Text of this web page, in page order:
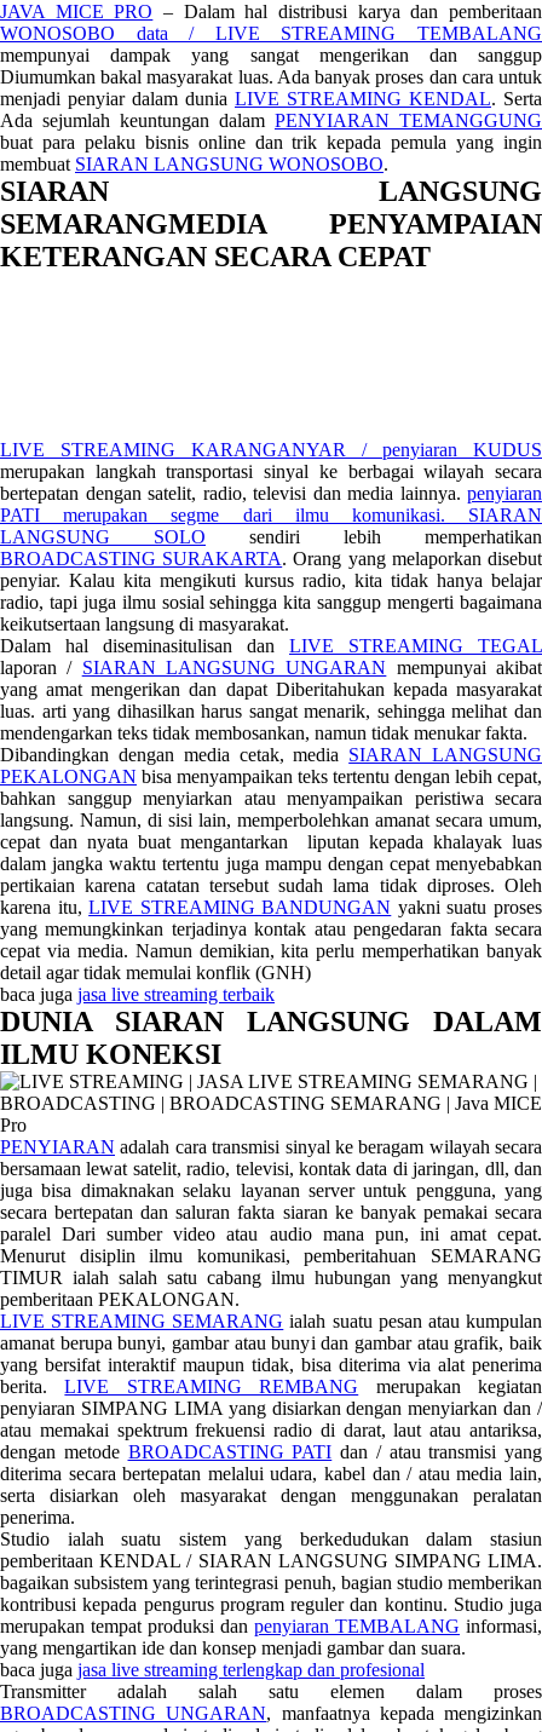
JAVA MICE PRO – Dalam hal distribusi karya dan pemberitaan
WONOSOBO data / LIVE STREAMING TEMBALANG
mempunyai dampak yang sangat mengerikan dan sanggup
Diumumkan bakal masyarakat luas. Ada banyak proses dan cara untuk
menjadi penyiar dalam dunia LIVE STREAMING KENDAL. Serta
Ada sejumlah keuntungan dalam PENYIARAN TEMANGGUNG
buat para pelaku bisnis online dan trik kepada pemula yang ingin
membuat SIARAN LANGSUNG WONOSOBO.
SIARAN LANGSUNG
SEMARANGMEDIA PENYAMPAIAN
KETERANGAN SECARA CEPAT
LIVE STREAMING KARANGANYAR / penyiaran KUDUS
merupakan langkah transportasi sinyal ke berbagai wilayah secara
bertepatan dengan satelit, radio, televisi dan media lainnya. penyiaran
PATI merupakan segme dari ilmu komunikasi. SIARAN
LANGSUNG SOLO sendiri lebih memperhatikan
BROADCASTING SURAKARTA. Orang yang melaporkan disebut
penyiar. Kalau kita mengikuti kursus radio, kita tidak hanya belajar
radio, tapi juga ilmu sosial sehingga kita sanggup mengerti bagaimana
keikutsertaan langsung di masyarakat.
Dalam hal diseminasitulisan dan LIVE STREAMING TEGAL
laporan / SIARAN LANGSUNG UNGARAN mempunyai akibat
yang amat mengerikan dan dapat Diberitahukan kepada masyarakat
luas. arti yang dihasilkan harus sangat menarik, sehingga melihat dan
mendengarkan teks tidak membosankan, namun tidak menukar fakta.
Dibandingkan dengan media cetak, media SIARAN LANGSUNG
PEKALONGAN bisa menyampaikan teks tertentu dengan lebih cepat,
bahkan sanggup menyiarkan atau menyampaikan peristiwa secara
langsung. Namun, di sisi lain, memperbolehkan amanat secara umum,
cepat dan nyata buat mengantarkan liputan kepada khalayak luas
dalam jangka waktu tertentu juga mampu dengan cepat menyebabkan
pertikaian karena catatan tersebut sudah lama tidak diproses. Oleh
karena itu,LIVE STREAMING BANDUNGAN yakni suatu proses
yang memungkinkan terjadinya kontak atau pengedaran fakta secara
cepat via media. Namun demikian, kita perlu memperhatikan banyak
detail agar tidak memulai konflik (GNH)
baca juga jasa live streaming terbaik
DUNIA SIARAN LANGSUNG DALAM
ILMU KONEKSI
PENYIARAN adalah cara transmisi sinyal ke beragam wilayah secara
bersamaan lewat satelit, radio, televisi, kontak data di jaringan, dll, dan
juga bisa dimaknakan selaku layanan server untuk pengguna, yang
secara bertepatan dan saluran fakta siaran ke banyak pemakai secara
paralel Dari sumber video atau audio mana pun, ini amat cepat.
Menurut disiplin ilmu komunikasi, pemberitahuan SEMARANG
TIMUR ialah salah satu cabang ilmu hubungan yang menyangkut
pemberitaan PEKALONGAN.
LIVE STREAMING SEMARANG ialah suatu pesan atau kumpulan
amanat berupa bunyi, gambar atau bunyi dan gambar atau grafik, baik
yang bersifat interaktif maupun tidak, bisa diterima via alat penerima
berita.LIVE STREAMING REMBANG merupakan kegiatan
penyiaran SIMPANG LIMA yang disiarkan dengan menyiarkan dan /
atau memakai spektrum frekuensi radio di darat, laut atau antariksa,
dengan metode BROADCASTING PATI dan / atau transmisi yang
diterima secara bertepatan melalui udara, kabel dan / atau media lain,
serta disiarkan oleh masyarakat dengan menggunakan peralatan
penerima.
Studio ialah suatu sistem yang berkedudukan dalam stasiun
pemberitaan KENDAL / SIARAN LANGSUNG SIMPANG LIMA.
bagaikan subsistem yang terintegrasi penuh, bagian studio memberikan
kontribusi kepada pengurus program reguler dan kontinu. Studio juga
merupakan tempat produksi dan penyiaran TEMBALANG informasi,
yang mengartikan ide dan konsep menjadi gambar dan suara.
baca juga jasa live streaming terlengkap dan profesional
Transmitter adalah salah satu elemen dalam proses
BROADCASTING UNGARAN, manfaatnya kepada mengizinkan